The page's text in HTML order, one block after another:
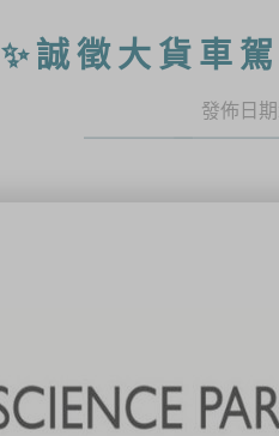
✨誠徵大貨車
發佈日期: